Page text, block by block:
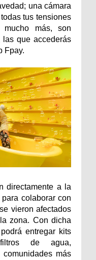
una cámara
tus tensiones
más, son
que accederás
Fpay.
directamente a la
colaborar con
vieron afectados
zona. Con dicha
entregar kits
de agua,
más